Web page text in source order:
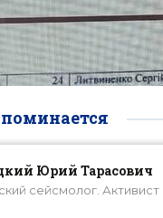
Юрий Тарасович
сейсмолог.